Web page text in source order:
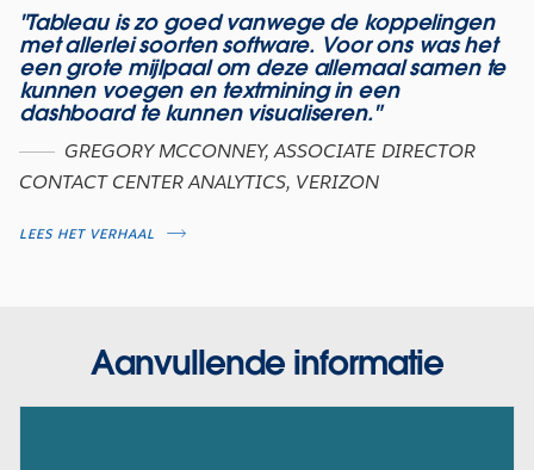
"Tableau is zo goed vanwege de koppelingen
met allerlei soorten software. Voor ons was het
een grote mijlpaal om deze allemaal samen te
kunnen voegen en textmining in een
dashboard te kunnen visualiseren."
GREGORY MCCONNEY, ASSOCIATE DIRECTOR
CONTACT CENTER ANALYTICS, VERIZON
LEES HET VERHAAL
Aanvullende informatie